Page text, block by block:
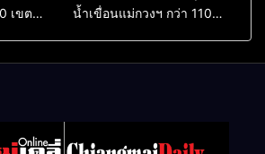
เขต
น้ำเขื่อนแม่กวงฯ กว่า 110